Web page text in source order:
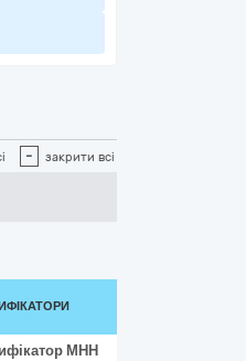
- закрити всі
МНН